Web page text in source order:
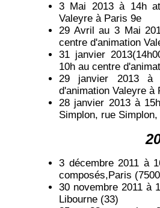
3 Mai 2013 à 14h
Valeyre à Paris 9e
29 Avril au 3 Mai
centre d'animation
31 janvier
10h au centre
29 janvier 2013 à
d'animation Valeyre à
28 janvier 2013 à
Simplon, rue
3 décembre 2011 à
composés,Paris
30 novembre 2011 à
Libourne (33)